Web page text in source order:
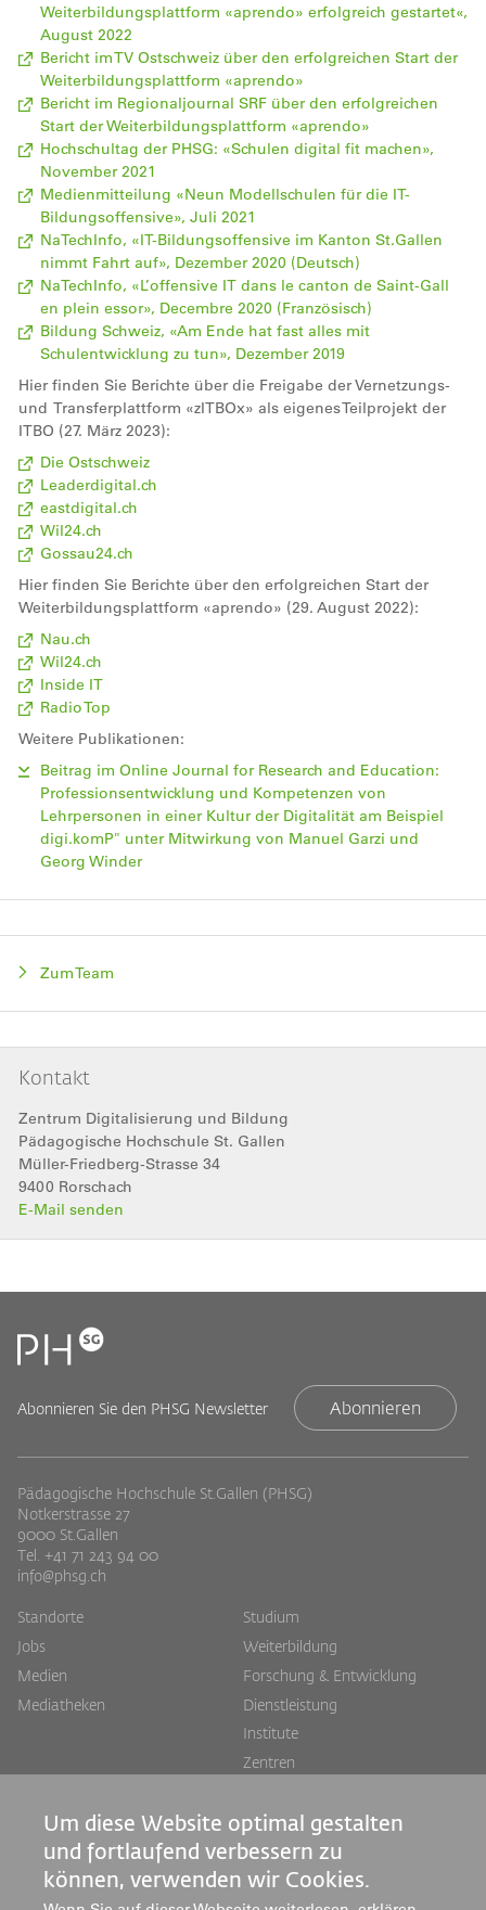
Weiterbildungsplattform «aprendo» erfolgreich gestartet«,
August 2022
Bericht im TV Ostschweiz über den erfolgreichen Start der
Weiterbildungsplattform «aprendo»
Bericht im Regionaljournal SRF über den erfolgreichen
Start der Weiterbildungsplattform «aprendo»
Hochschultag der PHSG: «Schulen digital fit machen»,
November 2021
Medienmitteilung «Neun Modellschulen für die IT-
Bildungsoffensive», Juli 2021
NaTechInfo, «IT-Bildungsoffensive im Kanton St.Gallen
nimmt Fahrt auf», Dezember 2020 (Deutsch)
NaTechInfo, «L’offensive IT dans le canton de Saint-Gall
en plein essor», Decembre 2020 (Französisch)
Bildung Schweiz, «Am Ende hat fast alles mit
Schulentwicklung zu tun», Dezember 2019
Hier finden Sie Berichte über die Freigabe der Vernetzungs-
und Transferplattform «zITBOx» als eigenes Teilprojekt der
ITBO (27. März 2023):
Die Ostschweiz
Leaderdigital.ch
eastdigital.ch
Wil24.ch
Gossau24.ch
Hier finden Sie Berichte über den erfolgreichen Start der
Weiterbildungsplattform «aprendo» (29. August 2022):
Nau.ch
Wil24.ch
Inside IT
Radio Top
Weitere Publikationen:
Beitrag im Online Journal for Research and Education:
Professionsentwicklung und Kompetenzen von
Lehrpersonen in einer Kultur der Digitalität am Beispiel
digi.komP" unter Mitwirkung von Manuel Garzi und
Georg Winder
Zum Team
Kontakt
Zentrum Digitalisierung und Bildung
Pädagogische Hochschule St. Gallen
Müller-Friedberg-Strasse 34
9400 Rorschach
E-Mail senden
Abonnieren Sie den PHSG Newsletter Abonnieren
Pädagogische Hochschule St.Gallen (PHSG)
Notkerstrasse 27
9000 St.Gallen
Tel. +41 71 243 94 00
info@phsg.ch
Footer
Links
Standorte
Jobs
Medien
Mediatheken
Footer
rechts
Studium
Weiterbildung
Forschung & Entwicklung
Dienstleistung
Institute
Zentren
Um diese Website optimal gestalten
und fortlaufend verbessern zu
können, verwenden wir Cookies.